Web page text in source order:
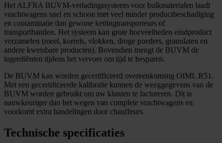
Het ALFRA BUVM-verladingssysteem voor bulkmaterialen laadt
vrachtwagens snel en schoon met veel minder productbeschadiging
en contaminatie dan gewone kettingtransporteurs of
transportbanden. Het systeem kan grote hoeveelheden eindproduct
verzamelen (meel, korrels, vlokken, droge poeders, granulaten en
andere kwetsbare producten). Bovendien mengt de BUVM de
ingrediënten tijdens het vervoer om tijd te besparen.
De BUVM kan worden gecertificeerd overeenkomstig OIML R51.
Met een gecertificeerde kalibratie kunnen de weeggegevens van de
BUVM worden gebruikt om uw klanten te factureren. Dit is
nauwkeuriger dan het wegen van complete vrachtwagens en
voorkomt extra handelingen door chauffeurs.
Technische specificaties